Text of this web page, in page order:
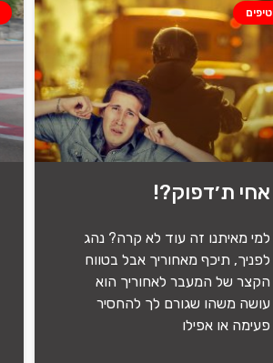
טיפים
אחי ת׳דפוק?!
למי מאיתנו זה עוד לא קרה? נהג
לפניך, תיכף מאחוריך אבל בטווח
הקצר של המעבר לאחוריך הוא
עושה משהו שגורם לך להחסיר
פעימה או אפילו